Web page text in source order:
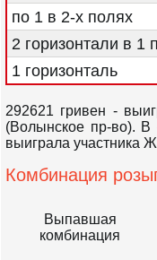
по 1 в 2-х полях
2 горизонтали в 1
1 горизонталь
292621 гривен -
(Волынское пр-во). В
выиграла участника
Комбинация
Выпавшая
комбинация